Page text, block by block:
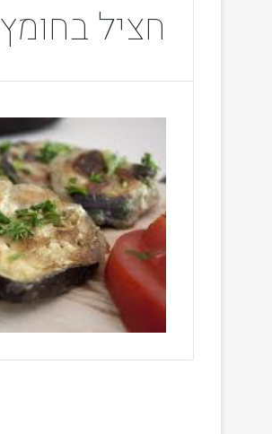
חציל בחומץ